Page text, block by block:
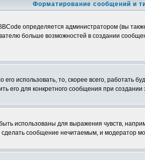
Форматирование сообщений и
определяется администратором (вы
больше возможностей в создании
использовать, то, скорее всего, работать
его для конкретного сообщения при создании
использованы для выражения чувств,
сделать сообщение нечитаемым, и модератор